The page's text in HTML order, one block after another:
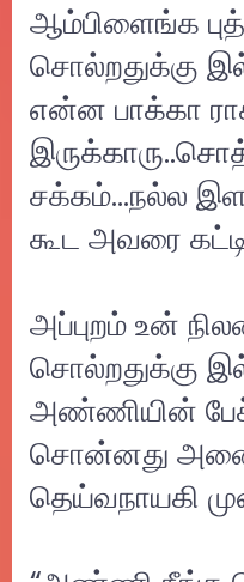
ஆம்பிளைங்க
சொல்றதுக்கு
என்ன பாக்கா
சக்கம்...நல்ல
கூட அவரை
அப்புறம் உன்
சொல்றதுக்கு
அண்ணியின்
சொன்னது
தெய்வநாயகி